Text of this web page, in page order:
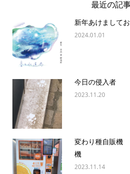
最近の記
新年あけまして
2024.01.01
今日の侵入者
2023.11.20
変わり種自販機
機
2023.11.14